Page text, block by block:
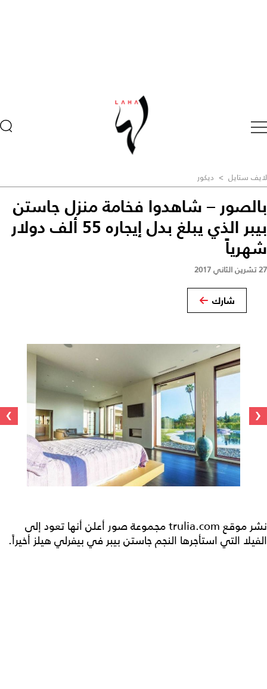
لايف ستايل > ديكور
بالصور – شاهدوا فخامة منزل جاستن
بيبر الذي يبلغ بدل إيجاره 55 ألف دولار
شهرياً
27 تشرين الثاني 2017
شارك
‹
›
نشر موقع trulia.com مجموعة صور أعلن أنها تعود إلى
الفيلا التي استأجرها النجم جاستن بيبر في بيفرلي هيلز أخيراً.